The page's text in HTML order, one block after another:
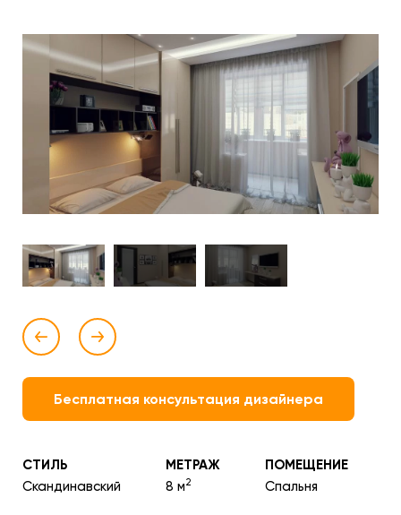
Бесплатная консультация дизайнера
СТИЛЬ
Скандинавский
МЕТРАЖ
8 м2
ПОМЕЩЕНИЕ
Спальня